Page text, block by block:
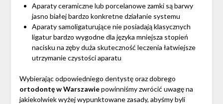
Aparaty ceramiczne lub porcelanowe zamki są barwy
jasno białej bardzo konkretne działanie systemu
Aparaty samoligaturujące nie posiadają klasycznych
ligatur bardzo wygodne dla języka mniejsza stopień
nacisku na zęby duża skuteczność leczenia łatwiejsze
utrzymanie czystości aparatu
Wybierając odpowiedniego dentystę oraz dobrego
ortodontę w Warszawiepowinniśmy zwrócić uwagę na
jakiekolwiek wyżej wypunktowane zasady, abyśmy byli